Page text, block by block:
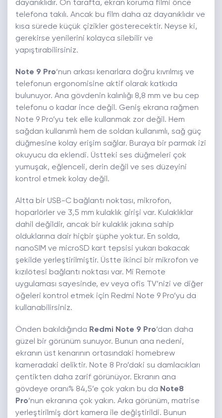
dayanıklıdır. Ön tarafta, ekran koruma filmi önce
telefona takılı. Ancak bu film daha az dayanıklıdır ve
kısa sürede küçük çizikler gösterecektir. Neyse ki,
gerekirse yenilerini kolayca silebilir ve
yapıştırabilirsiniz.
Note 9 Pro‘nun arkası kenarlara doğru kıvrılmış ve
telefonun ergonomisine aktif olarak katkıda
bulunuyor. Ana gövdenin kalınlığı 8,8 mm ve bu cep
telefonu o kadar ince değil. Geniş ekrana rağmen
Note 9 Pro’yu tek elle kullanmak zor değil. Hem
sağdan kullanımlı hem de soldan kullanımlı, sağ güç
düğmesine kolay erişim sağlar. Buraya bir parmak izi
okuyucu da eklendi. Üstteki ses düğmeleri çok
yumuşak, eğlenceli, derin değil ve ses düzeyini
kontrol etmek kolay değil.
Altta bir USB-C bağlantı noktası, mikrofon,
hoparlörler ve 3,5 mm kulaklık girişi var. Kulaklıklar
dahil değildir, ancak bir kulaklık jakına sahip
olduklarına dair hiçbir şüphe yoktur. En solda,
nanoSIM ve microSD kart tepsisi yukarı bakacak
şekilde yerleştirilmiştir. Üstte ikinci bir mikrofon ve
kızılötesi bağlantı noktası var. Mi Remote
uygulaması sayesinde, ev veya ofis TV’nizi ve diğer
öğeleri kontrol etmek için Redmi Note 9 Pro’yu da
kullanabilirsiniz.
Önden bakıldığında Redmi Note 9 Pro‘dan daha
güzel bir görünüm sunuyor. Bunun ana nedeni,
ekranın üst kenarının ortasındaki homebrew
kameradaki deliktir. Note 8 Pro’daki su damlacıkları
çentikten daha zarif görünüyor. Ekranın ana
gövdeye oranı% 84,5’e çok yakın bu da Note8
Pro‘nun ekranına çok yakın. Arka görünüm, matrise
yerleştirilmiş dört kamera ile değiştirildi. Bunun